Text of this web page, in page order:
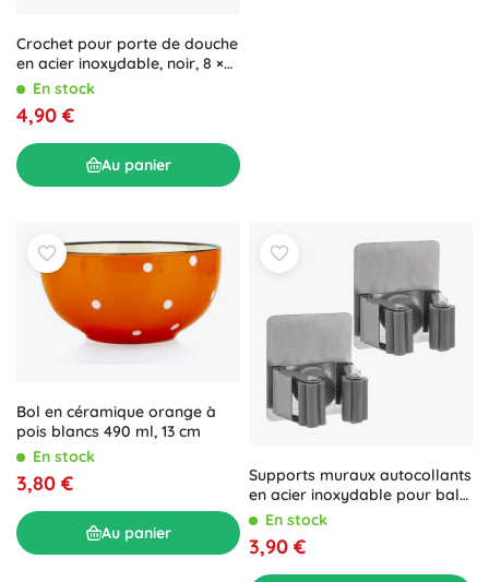
Crochet pour porte de douche
en acier inoxydable, noir, 8 ×
4,5 × 1,5 cm
En stock
4,90 €
Au panier
Bol en céramique orange à
pois blancs 490 ml, 13 cm
En stock
3,80 €
Au panier
Supports muraux autocollants
en acier inoxydable pour balai
et serpillière, lot de 2
En stock
3,90 €